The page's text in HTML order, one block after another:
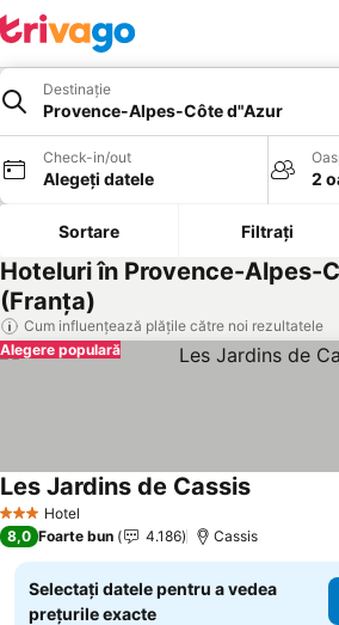
Destinație
Provence-Alpes-Côte d"Azur
Check-in/out
Alegeți datele 2
Sortare Filtrați
Hoteluri în Provence-Alpes-
(Franţa)
Cum influențează plățile către noi rezultatele
Alegere populară
3 SteleHotel
Les Jardins de CassisVedeți
8,0 Foarte bun 4.186 Cassis
Selectați datele pentru a vedea
prețurile exacte